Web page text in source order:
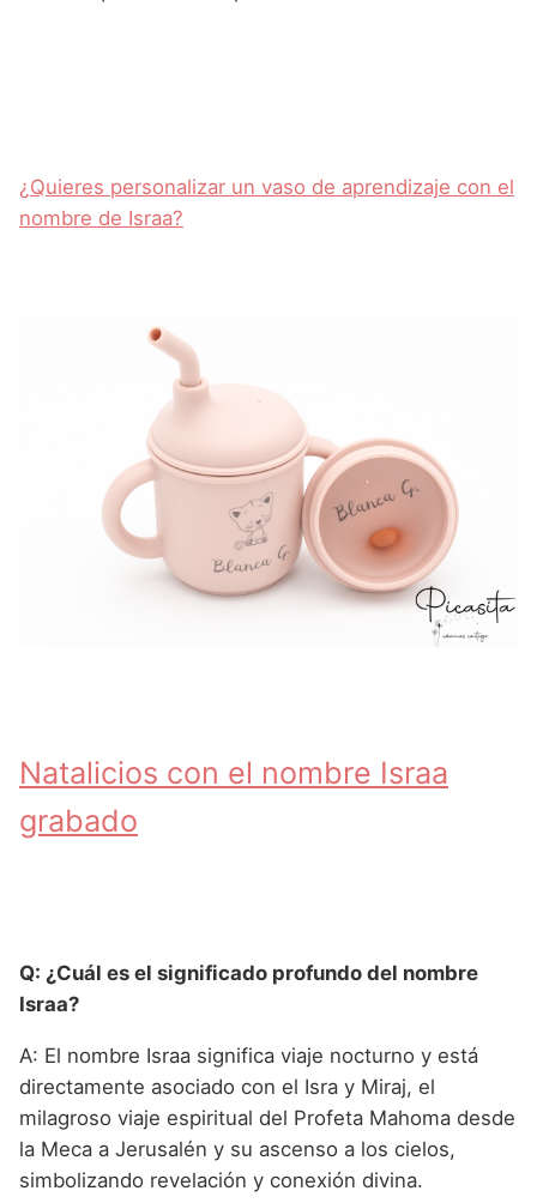
¿Quieres personalizar un vaso de aprendizaje con el
nombre de Israa?
Natalicios con el nombre Israa
grabado
Q: ¿Cuál es el significado profundo del nombre
Israa?
A: El nombre Israa significa viaje nocturno y está
directamente asociado con el Isra y Miraj, el
milagroso viaje espiritual del Profeta Mahoma desde
la Meca a Jerusalén y su ascenso a los cielos,
simbolizando revelación y conexión divina.